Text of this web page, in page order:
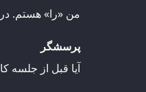
من «را» هستم.
پرسشگر
آیا قبل از جلسه